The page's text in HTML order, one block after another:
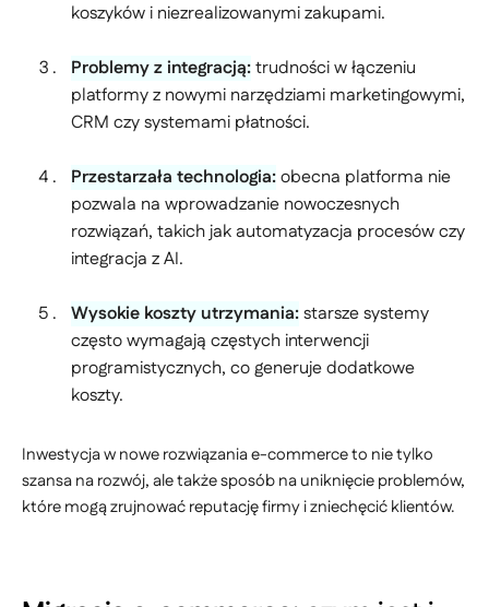
koszyków i niezrealizowanymi zakupami.
Problemy z integracją:trudności w łączeniu
platformy z nowymi narzędziami marketingowymi,
CRM czy systemami płatności.
Przestarzała technologia:obecna platforma nie
pozwala na wprowadzanie nowoczesnych
rozwiązań, takich jak automatyzacja procesów czy
integracja z AI.
Wysokie koszty utrzymania:starsze systemy
często wymagają częstych interwencji
programistycznych, co generuje dodatkowe
koszty.
Inwestycja w nowe rozwiązania e-commerce to nie tylko
szansa na rozwój, ale także sposób na uniknięcie problemów,
które mogą zrujnować reputację firmy i zniechęcić klientów.